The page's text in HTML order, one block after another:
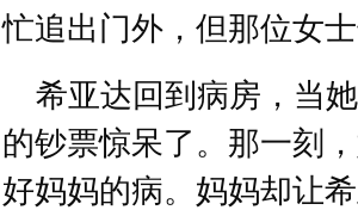
忙追出门外，但那位女
希亚达回到病房，当
的钞票惊呆了。那一刻
好妈妈的病。妈妈却让